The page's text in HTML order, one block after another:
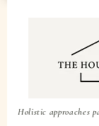
Holistic approaches